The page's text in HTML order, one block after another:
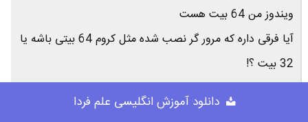
ویندوز من 64 بیت هست
آیا فرقی داره که مرور گر نصب شده مثل کروم 64 بیتی باشه یا
32 بیت ؟!
دانلود آموزش انگلیسی علم فردا